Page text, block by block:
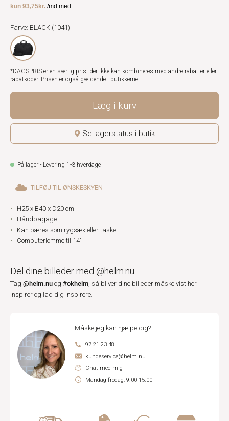
Farve: BLACK (1041)
*DAGSPRIS er en særlig pris, der ikke kan kombineres med andre rabatter eller
rabatkoder. Prisen er også gældende i butikkerne.
Læg i kurv
Se lagerstatus i butik
På lager - Levering 1-3 hverdage
TILFØJ TIL ØNSKESKYEN
H25 x B40 x D20 cm
Håndbagage
Kan bæres som rygsæk eller taske
Computerlomme til 14"
Del dine billeder med @helm.nu
Tag @helm.nu og #okhelm, så bliver dine billeder måske vist her.
Inspirer og lad dig inspirere.
Måske jeg kan hjælpe dig?
97 21 23 48
kundeservice@helm.nu
Chat med mig
Mandag-fredag: 9.00-15.00